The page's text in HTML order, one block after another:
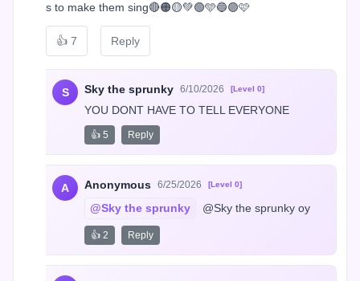
s to make them sing🔴🟠🟡💚🟢🩵🔵🟣🩷
👍 7 Reply
S Sky the sprunky 6/10/2026 [Level 0]
YOU DONT HAVE TO TELL EVERYONE
👍 5 Reply
A Anonymous 6/25/2026 [Level 0]
@Sky the sprunky @Sky the sprunky oy
👍 2 Reply